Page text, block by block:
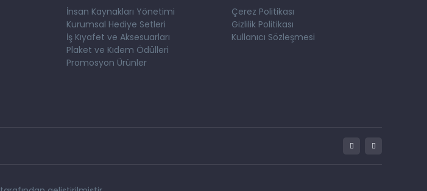
İnsan Kaynakları Yönetimi
Kurumsal Hediye Setleri
İş Kıyafet ve Aksesuarları
Plaket ve Kıdem Ödülleri
Promosyon Ürünler
Çerez Politikası
Gizlilik Politikası
Kullanıcı Sözleşmesi